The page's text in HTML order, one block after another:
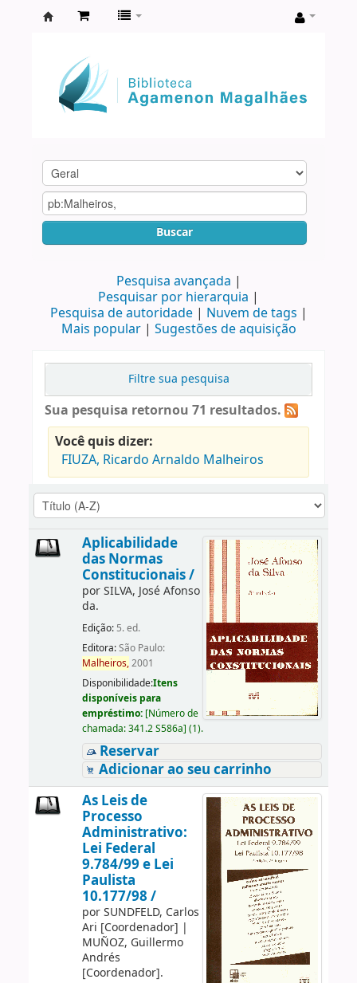
Agamenon
Magalhães
Buscar
Pesquisa avançada
Pesquisar por hierarquia
Pesquisa de autoridade
Nuvem de tags
Mais popular
Sugestões de aquisição
Filtre sua pesquisa
Sua pesquisa retornou 71 resultados.
Você quis dizer:
FIUZA, Ricardo Arnaldo Malheiros
Aplicabilidade
das Normas
Constitucionais /
porSILVA, José Afonso
da.
Edição: 5. ed.
Editora:São Paulo:
Malheiros,2001
Disponibilidade:Itens
disponíveis para
empréstimo: [Número de
chamada:341.2 S586a] (1).
Reservar
Adicionar ao seu carrinho
As Leis de
Processo
Administrativo:
Lei Federal
9.784/99 e Lei
Paulista
10.177/98 /
porSUNDFELD, Carlos
Ari [Coordenador] |
MUÑOZ, Guillermo
Andrés
[Coordenador].